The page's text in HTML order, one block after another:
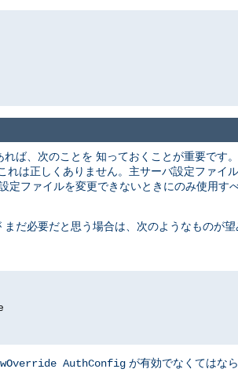
ば、次のことを 知っておくことが重要です
れは正しくありません。主サーバ設定ファイ
定ファイルを変更できないときにのみ使用す
まだ必要だと思う場合は、次のようなものが
AuthConfig が有効でなくてはな